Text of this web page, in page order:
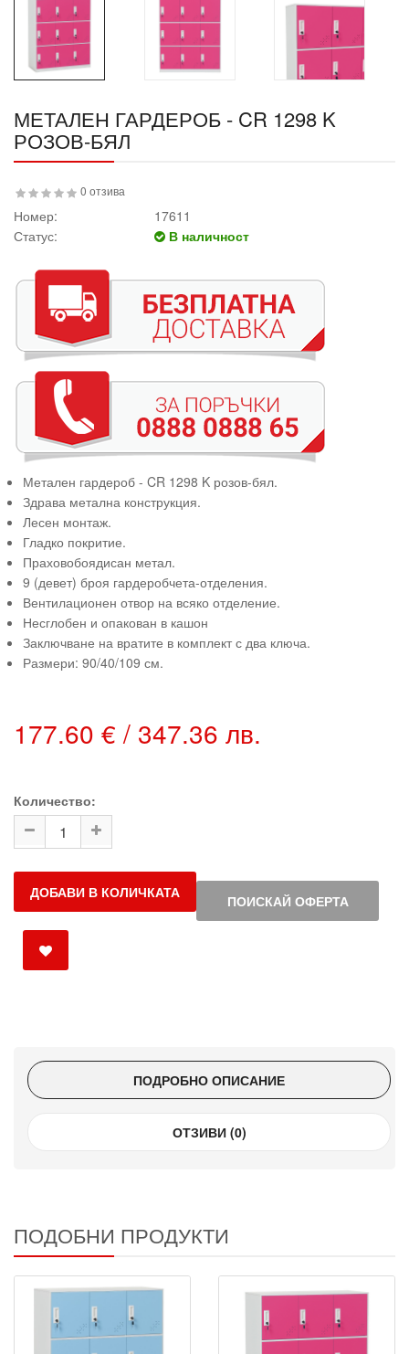
МЕТАЛЕН ГАРДЕРОБ - CR 1298 K
РОЗОВ-БЯЛ
0 отзива
Номер:
17611
Статус:
В наличност
Метален гардероб - CR 1298 K розов-бял.
Здрава метална конструкция.
Лесен монтаж.
Гладко покритие.
Праховобоядисан метал.
9 (девет) броя гардеробчета-отделения.
Вентилационен отвор на всяко отделение.
Несглобен и опакован в кашон
Заключване на вратите в комплект с два ключа.
Размери: 90/40/109 см.
177.60 € / 347.36 лв.
Количество:
ДОБАВИ В КОЛИЧКАТА ПОИСКАЙ ОФЕРТА
ПОДРОБНО ОПИСАНИЕ
ОТЗИВИ (0)
ПОДОБНИ ПРОДУКТИ